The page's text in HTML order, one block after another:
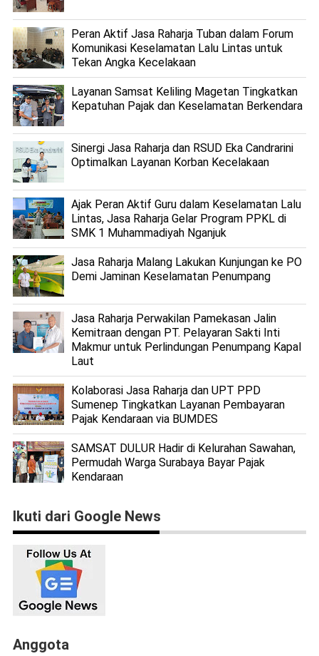
Peran Aktif Jasa Raharja Tuban dalam Forum
Komunikasi Keselamatan Lalu Lintas untuk
Tekan Angka Kecelakaan
Layanan Samsat Keliling Magetan Tingkatkan
Kepatuhan Pajak dan Keselamatan Berkendara
Sinergi Jasa Raharja dan RSUD Eka Candrarini
Optimalkan Layanan Korban Kecelakaan
Ajak Peran Aktif Guru dalam Keselamatan Lalu
Lintas, Jasa Raharja Gelar Program PPKL di
SMK 1 Muhammadiyah Nganjuk
Jasa Raharja Malang Lakukan Kunjungan ke PO
Demi Jaminan Keselamatan Penumpang
Jasa Raharja Perwakilan Pamekasan Jalin
Kemitraan dengan PT. Pelayaran Sakti Inti
Makmur untuk Perlindungan Penumpang Kapal
Laut
Kolaborasi Jasa Raharja dan UPT PPD
Sumenep Tingkatkan Layanan Pembayaran
Pajak Kendaraan via BUMDES
SAMSAT DULUR Hadir di Kelurahan Sawahan,
Permudah Warga Surabaya Bayar Pajak
Kendaraan
Ikuti dari Google News
Anggota